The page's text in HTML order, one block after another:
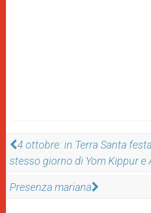
4 ottobre: in Terra Santa
stesso giorno di Yom Kippur e
Presenza mariana